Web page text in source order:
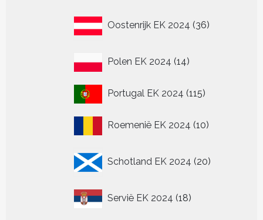
Oostenrijk EK 2024 36
producten
Polen EK 2024 1414
Portugal EK 2024 115115
Roemenië EK 2024 1010
Schotland EK 2024 20
producten
Servië EK 2024 1818